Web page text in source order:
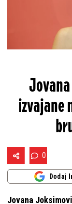
izvajane
0
Dodaj
Jovana